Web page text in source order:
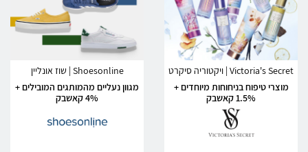
Victoria's Secret | ויקטוריה סיקרט
מוצרי טיפוח בניחוחות מיוחדים +
1.5% קאשבק
Shoesonline | שוז אונליין
מגוון נעליים מהמותגים המובילים +
4% קאשבק